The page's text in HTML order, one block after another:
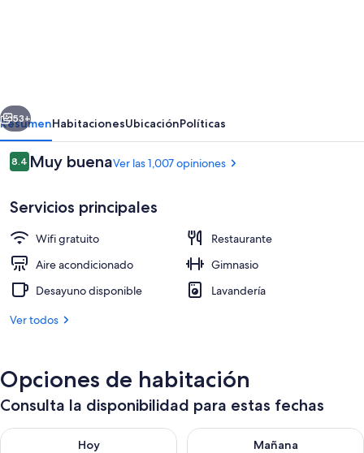
Habitación doble estándar, 1 cama
Siguiente
53+
ResumenHabitacionesUbicaciónPolíticas
Opiniones
8.48.4 de 10,
Muy buenaVer las 1,007 opiniones
Servicios principales
Wifi gratuito
Restaurante
Aire acondicionado
Gimnasio
Desayuno disponible
Lavandería
Ver todos
Opciones de habitación
Consulta la disponibilidad para estas fechas
Hoy
Consulta la disponibilidad para hoy ago 9 - ago 10
Mañana
Consulta la disponibilidad